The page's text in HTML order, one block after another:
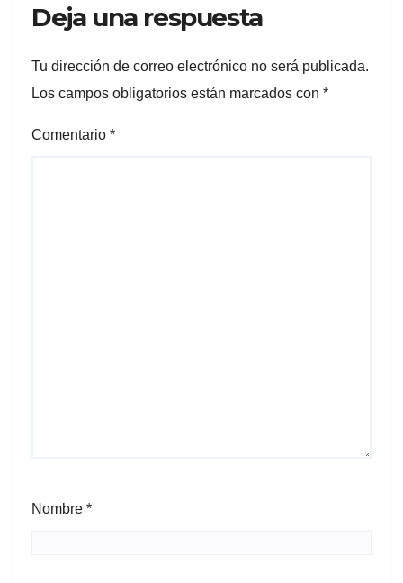
Deja una respuesta
Tu dirección de correo electrónico no será publicada.
Los campos obligatorios están marcados con *
Comentario *
Nombre *